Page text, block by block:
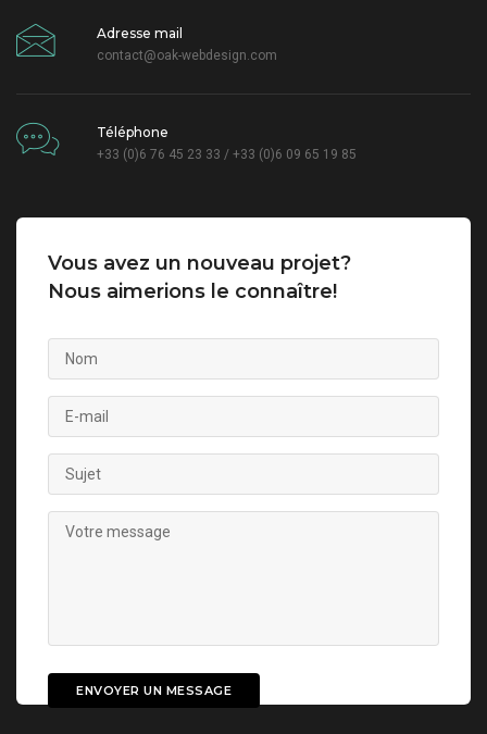
Adresse mail
contact@oak-webdesign.com
Téléphone
+33 (0)6 76 45 23 33 / +33 (0)6 09 65 19 85
Vous avez un nouveau projet?
Nous aimerions le connaître!